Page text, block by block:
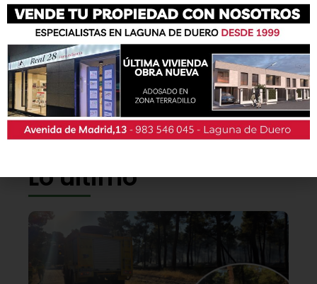
También podrás conseguir la revista en papel
de formagratuitaen todos los negocios
patrocinadores y en la Casa de las Artes.
Lo último